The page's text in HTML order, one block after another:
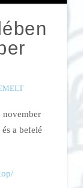
november
a befelé